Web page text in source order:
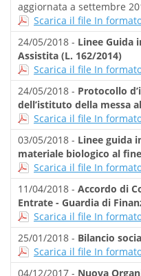
aggiornata a settembre
Scarica il file In
24/05/2018 - Linee Guida
Assistita (L. 162/2014)
Scarica il file In
24/05/2018 - Protocollo
dell’istituto della messa
Scarica il file In
03/05/2018 - Linee guida
materiale biologico al
Scarica il file In
11/04/2018 - Accordo di
Entrate - Guardia di
Scarica il file In
25/01/2018 - Bilancio
Scarica il file In
04/12/2017 - Nuova